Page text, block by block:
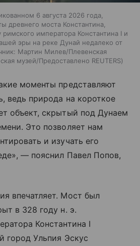
6 августа 2026 года,
древнего моста Константина,
римского императора Константина I и
эры на реке Дунай недалеко от
Мартин Милев/Плевенская
музей/Предоставлено REUTERS
моменты представляют
ведь природа на короткое
объект, скрытый под Дунаем
Это позволяет нам
и изучать его
— пояснил Павел Попов,
впечатляет. Мост был
в 328 году н. э.
Константина I
город Ульпия Эскус